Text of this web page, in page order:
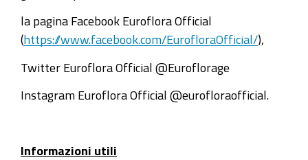
la pagina Facebook Euroflora Official
(https://www.facebook.com/EurofloraOfficial/),
Twitter Euroflora Official @Euroflorage
Instagram Euroflora Official @eurofloraofficial.
Informazioni utili